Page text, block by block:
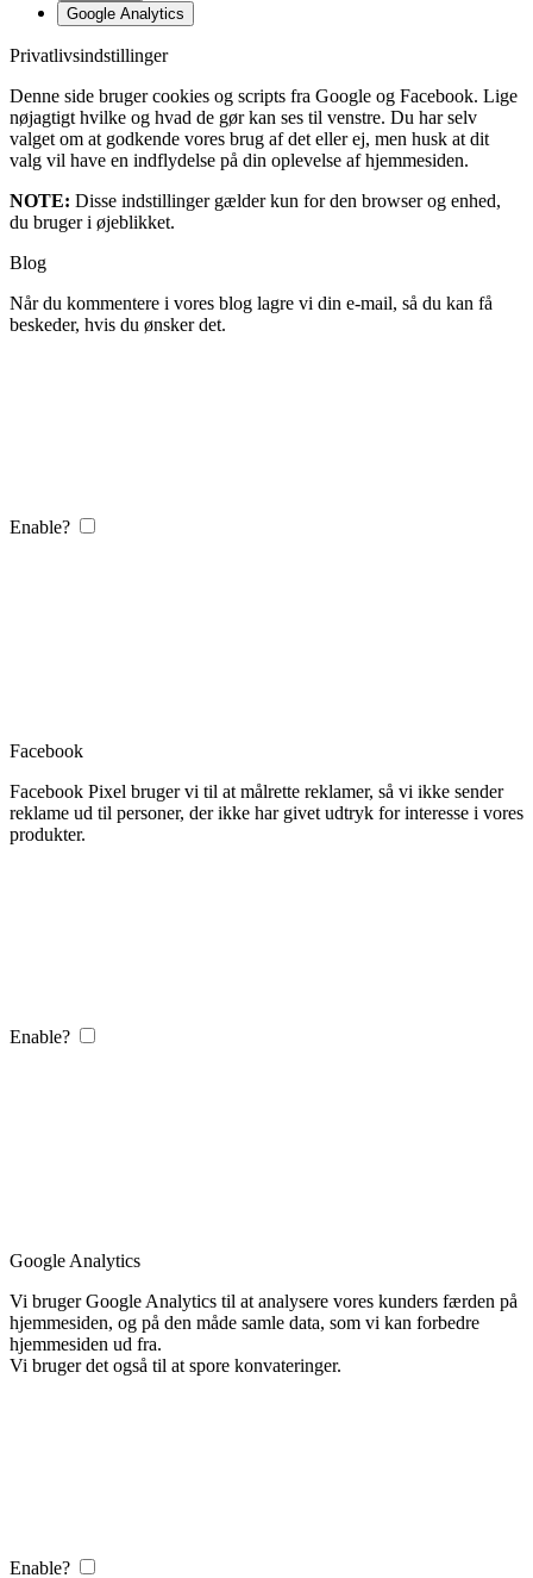
Google Analytics
Privatlivsindstillinger
Denne side bruger cookies og scripts fra Google og Facebook. Lige
nøjagtigt hvilke og hvad de gør kan ses til venstre. Du har selv
valget om at godkende vores brug af det eller ej, men husk at dit
valg vil have en indflydelse på din oplevelse af hjemmesiden.
NOTE: Disse indstillinger gælder kun for den browser og enhed,
du bruger i øjeblikket.
Blog
Når du kommentere i vores blog lagre vi din e-mail, så du kan få
beskeder, hvis du ønsker det.
Enable?
Facebook
Facebook Pixel bruger vi til at målrette reklamer, så vi ikke sender
reklame ud til personer, der ikke har givet udtryk for interesse i vores
produkter.
Enable?
Google Analytics
Vi bruger Google Analytics til at analysere vores kunders færden på
hjemmesiden, og på den måde samle data, som vi kan forbedre
hjemmesiden ud fra.
Vi bruger det også til at spore konvateringer.
Enable?